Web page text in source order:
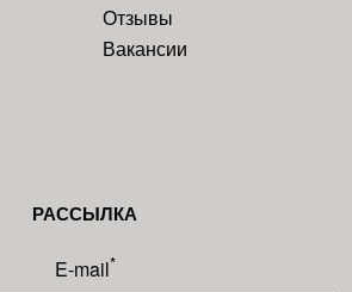
Отзывы
Вакансии
РАССЫЛКА
E-mail*